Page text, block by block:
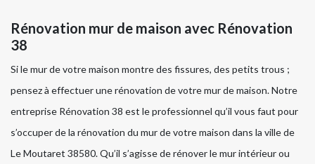
Rénovation mur de maison avec Rénovation
38
Si le mur de votre maison montre des fissures, des petits trous ;
pensez à effectuer une rénovation de votre mur de maison. Notre
entreprise Rénovation 38 est le professionnel qu’il vous faut pour
s’occuper de la rénovation du mur de votre maison dans la ville de
Le Moutaret 38580. Qu’il s’agisse de rénover le mur intérieur ou